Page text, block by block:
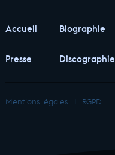
Accueil Biographie
Presse Discographie
Mentions légales I RGPD